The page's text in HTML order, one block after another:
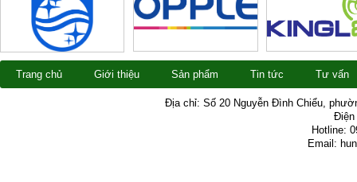
Trang chủ Giới thiệu Sản phẩm Tin tức Tư vấn
Địa chỉ: Số 20 Nguyễn Đình Chiểu,
Điện
Hotline:
Email: